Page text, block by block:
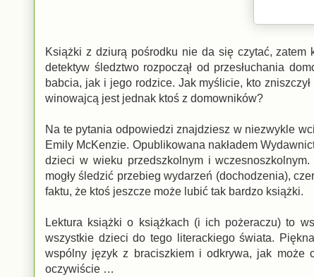
Książki z dziurą pośrodku nie da się czytać, zatem
detektyw śledztwo rozpoczął od przesłuchania
babcia, jak i jego rodzice. Jak myślicie, kto
winowajcą jest jednak ktoś z domowników?
Na te pytania odpowiedzi znajdziesz w niezwykle
Emily McKenzie. Opublikowana nakładem
dzieci w wieku przedszkolnym i
mogły śledzić przebieg wydarzeń (dochodzenia),
faktu, że ktoś jeszcze może lubić tak bardzo książki.
Lektura książki o książkach (i ich pożeraczu) to
wszystkie dzieci do tego literackiego świata.
wspólny język z braciszkiem i odkrywa, jak może
oczywiście …